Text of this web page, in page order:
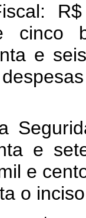
R$
e
e
e
o